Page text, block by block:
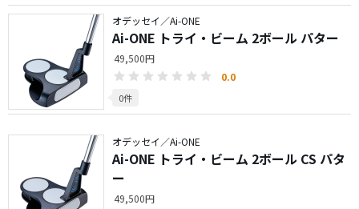
オデッセイ／Ai-ONE
Ai-ONE トライ・ビーム 2ボール パター
49,500円
0.0
0件
オデッセイ／Ai-ONE
Ai-ONE トライ・ビーム 2ボール CS パタ
ー
49,500円